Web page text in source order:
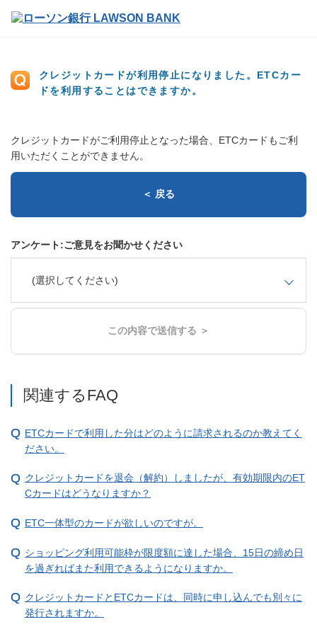
クレジットカードが利用停止になりました。ETCカー
ドを利用することはできますか。
クレジットカードがご利用停止となった場合、ETCカードもご利
用いただくことができません。
＜ 戻る
アンケート:ご意見をお聞かせください
(選択してください)
この内容で送信する ＞
関連するFAQ
ETCカードで利用した分はどのように請求されるのか教えてく
ださい。
クレジットカードを退会（解約）しましたが、有効期限内のET
Cカードはどうなりますか？
ETC一体型のカードが欲しいのですが。
ショッピング利用可能枠が限度額に達した場合、15日の締め日
を過ぎればまた利用できるようになりますか。
クレジットカードとETCカードは、同時に申し込んでも別々に
発行されますか。